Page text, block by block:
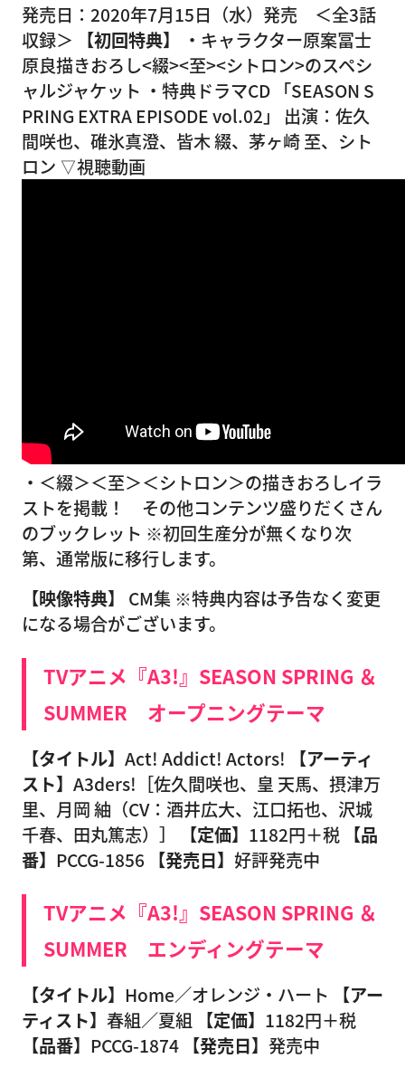
発売日：2020年7月15日（水）発売 ＜全3話
収録＞
【初回特典】
・キャラクター原案冨士
原良描きおろし<綴><至><シトロン>のスペシ
ャルジャケット ・特典ドラマCD 「SEASON S
PRING EXTRA EPISODE vol.02」 出演：佐久
間咲也、碓氷真澄、皆木 綴、茅ヶ崎 至、シト
ロン ▽視聴動画
・＜綴＞＜至＞＜シトロン＞の描きおろしイラ
ストを掲載！ その他コンテンツ盛りだくさん
のブックレット ※初回生産分が無くなり次
第、通常版に移行します。
【映像特典】
CM集 ※特典内容は予告なく変更
になる場合がございます。
TVアニメ『A3!』SEASON SPRING ＆
SUMMER オープニングテーマ
【タイトル】 Act! Addict! Actors!
【アーティ
スト】 A3ders!［佐久間咲也、皇 天馬、摂津万
里、月岡 紬（CV：酒井広大、江口拓也、沢城
千春、田丸篤志）］
【定価】 1182円＋税 【品
番】 PCCG-1856 【発売日】 好評発売中
TVアニメ『A3!』SEASON SPRING ＆
SUMMER エンディングテーマ
【タイトル】 Home／オレンジ・ハート
【アー
ティスト】 春組／夏組 【定価】 1182円＋税
【品番】 PCCG-1874 【発売日】 発売中